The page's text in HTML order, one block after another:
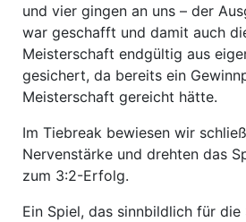
und vier gingen an uns – der
war geschafft und damit auch
Meisterschaft endgültig aus
gesichert, da bereits ein
Meisterschaft gereicht hätte.
Im Tiebreak bewiesen wir
Nervenstärke und drehten das
zum 3:2-Erfolg.
Ein Spiel, das sinnbildlich für die